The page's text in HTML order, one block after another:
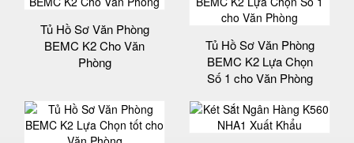
Tủ Hồ Sơ Văn Phòng
BEMC K2 Cho Văn
Phòng
Tủ Hồ Sơ Văn Phòng
BEMC K2 Lựa Chọn
Số 1 cho Văn Phòng